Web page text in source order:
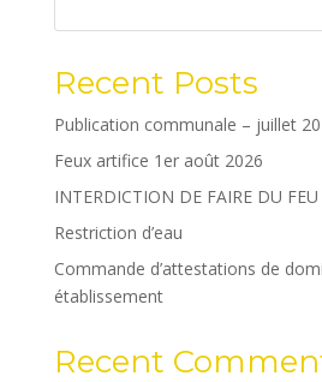
Recent Posts
Publication communale – juillet
Feux artifice 1er août 2026
INTERDICTION DE FAIRE DU FEU
Restriction d’eau
Commande d’attestations de
établissement
Recent